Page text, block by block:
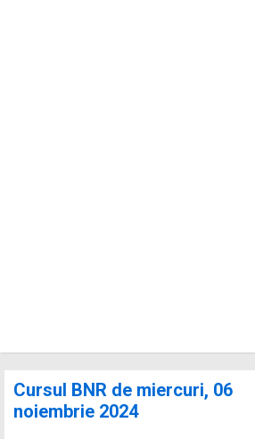
Cursul BNR de miercuri, 06
noiembrie 2024